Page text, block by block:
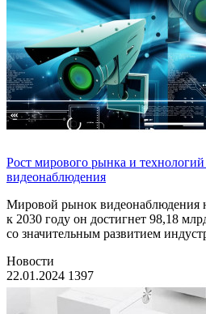
Рост мирового рынка и технологий
видеонаблюдения
Мировой рынок видеонаблюдения
к 2030 году он достигнет 98,18
со значительным развитием
Новости
22.01.2024 1397